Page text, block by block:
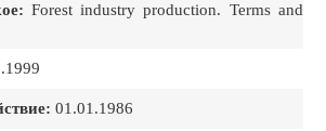
Forest industry production. Terms and
01.01.1986